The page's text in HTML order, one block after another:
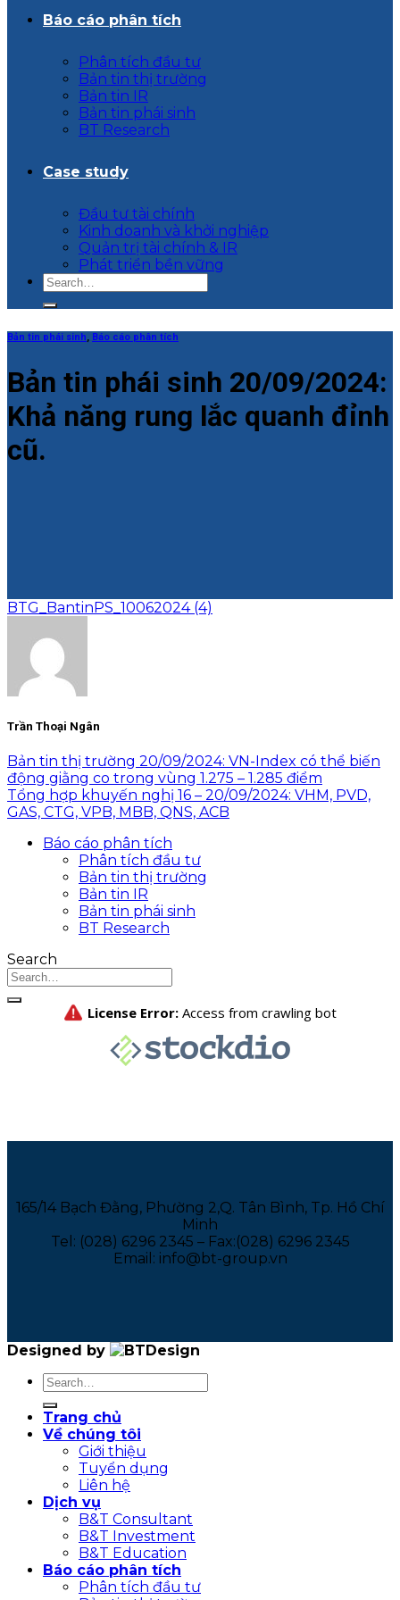
Báo cáo phân tích
Phân tích đầu tư
Bản tin thị trường
Bản tin IR
Bản tin phái sinh
BT Research
Case study
Đầu tư tài chính
Kinh doanh và khởi nghiệp
Quản trị tài chính & IR
Phát triển bền vững
Bản tin phái sinh, Báo cáo phân tích
Bản tin phái sinh 20/09/2024:
Khả năng rung lắc quanh đỉnh
cũ.
BTG_BantinPS_10062024 (4)
Trần Thoại Ngân
Bản tin thị trường 20/09/2024: VN-Index có thể biến
động giằng co trong vùng 1.275 – 1.285 điểm
Tổng hợp khuyến nghị 16 – 20/09/2024: VHM, PVD,
GAS, CTG, VPB, MBB, QNS, ACB
Báo cáo phân tích
Phân tích đầu tư
Bản tin thị trường
Bản tin IR
Bản tin phái sinh
BT Research
Search
165/14 Bạch Đằng, Phường 2,Q. Tân Bình, Tp. Hồ Chí
Minh
Tel: (028) 6296 2345 – Fax:(028) 6296 2345
Email: info@bt-group.vn
Designed by
Trang chủ
Về chúng tôi
Giới thiệu
Tuyển dụng
Liên hệ
Dịch vụ
B&T Consultant
B&T Investment
B&T Education
Báo cáo phân tích
Phân tích đầu tư